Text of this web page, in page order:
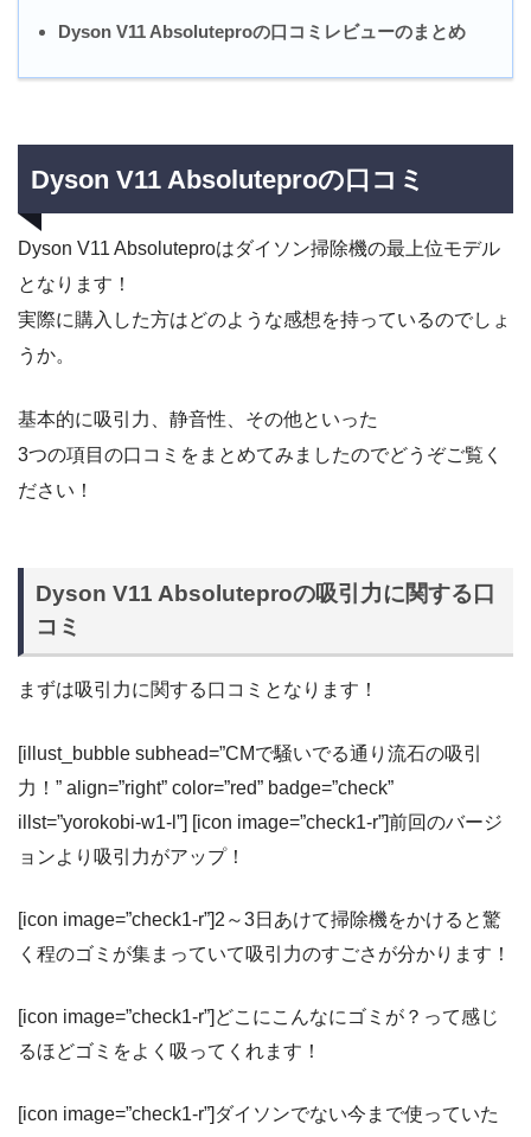
Dyson V11 Absoluteproの口コミレビューのまとめ
Dyson V11 Absoluteproの口コミ
Dyson V11 Absoluteproはダイソン掃除機の最上位モデル
となります！
実際に購入した方はどのような感想を持っているのでしょ
うか。
基本的に吸引力、静音性、その他といった
3つの項目の口コミをまとめてみましたのでどうぞご覧く
ださい！
Dyson V11 Absoluteproの吸引力に関する口
コミ
まずは吸引力に関する口コミとなります！
[illust_bubble subhead=”CMで騒いでる通り流石の吸引
力！” align=”right” color=”red” badge=”check”
illst=”yorokobi-w1-l”] [icon image=”check1-r”]前回のバージ
ョンより吸引力がアップ！
[icon image=”check1-r”]2～3日あけて掃除機をかけると驚
く程のゴミが集まっていて吸引力のすごさが分かります！
[icon image=”check1-r”]どこにこんなにゴミが？って感じ
るほどゴミをよく吸ってくれます！
[icon image=”check1-r”]ダイソンでない今まで使っていた